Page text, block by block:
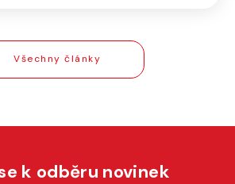
Všechny články
k odběru novinek